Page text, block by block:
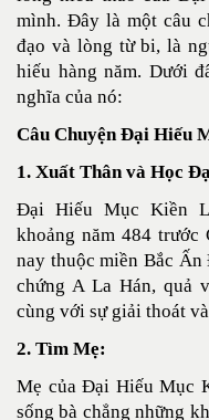
mình. Đây là một câu
đạo và lòng từ bi, là
hiếu hàng năm. Dưới
nghĩa của nó:
Câu Chuyện Đại Hiếu
1. Xuất Thân và Học
Đại Hiếu Mục Kiền
khoảng năm 484
nay thuộc miền Bắc
chứng A La Hán, quả
cùng với sự giải thoát
2. Tìm Mẹ:
Mẹ của Đại Hiếu Mục
sống bà chẳng những